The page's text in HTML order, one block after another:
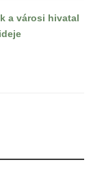
a városi hivatal